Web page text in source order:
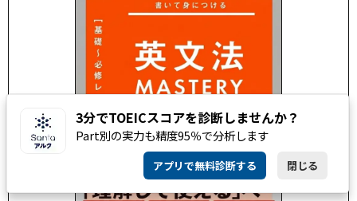
3分でTOEICスコアを診断しませんか？
Part別の実力も精度95％で分析します
アプリで無料診断する 閉じる